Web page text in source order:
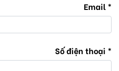
Email
Số điện thoại